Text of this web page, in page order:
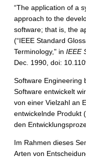
“The application of a
approach to the
software; that is, the
(“IEEE Standard
Terminology," in IEEE
Dec. 1990, doi:
Software Engineering
Software entwickelt
von einer Vielzahl an
entwickelnde Produkt
den
Im Rahmen dieses
Arten von